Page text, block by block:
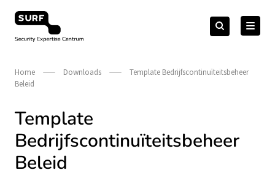
naar
Security Expertise Centrum – by SURF
Zoeken
naar:Zoeken
Home Downloads
Template Bedrijfscontinuïteitsbeheer
Beleid
Template
Bedrijfscontinuïteitsbeheer
Beleid